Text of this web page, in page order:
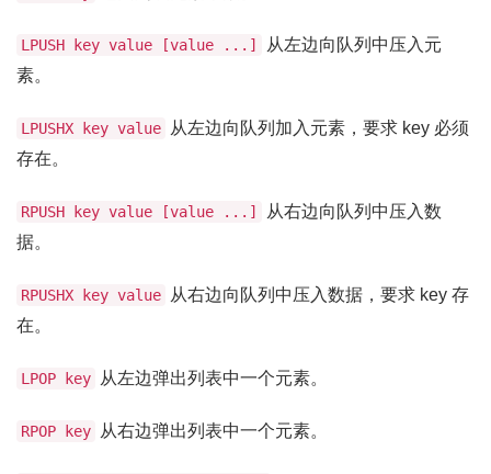
LPUSH key value [value ...]
从左边向队列中压入元
素。
LPUSHX key value
从左边向队列加入元素，要求 key 必须
存在。
RPUSH key value [value ...]
从右边向队列中压入数
据。
RPUSHX key value
从右边向队列中压入数据，要求 key 存
在。
LPOP key 从左边弹出列表中一个元素。
RPOP key 从右边弹出列表中一个元素。